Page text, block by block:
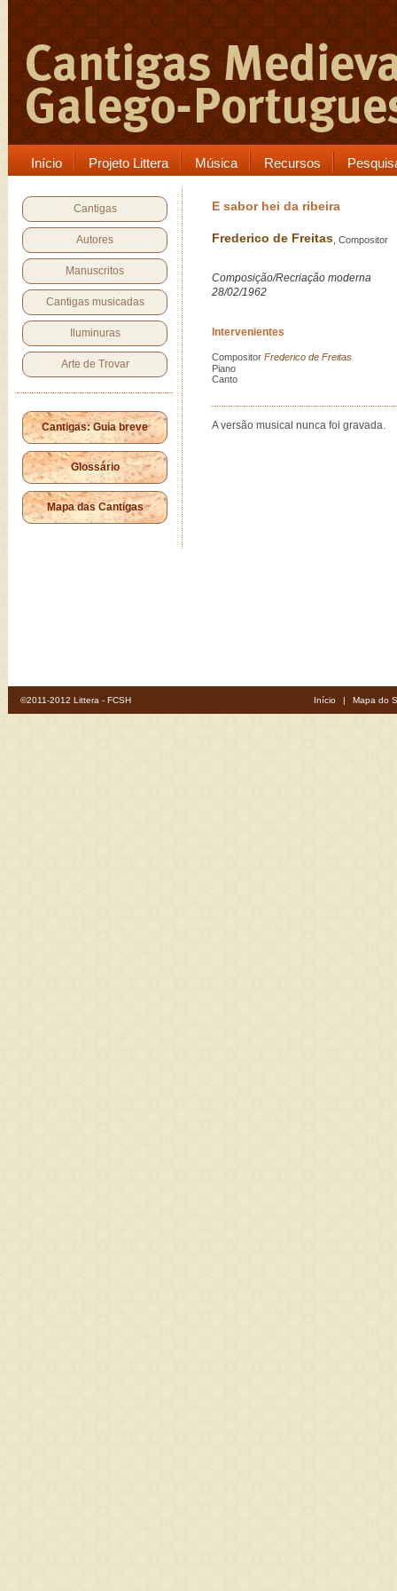
Início Projeto Littera Música Recursos
Cantigas
Autores
Manuscritos
Cantigas musicadas
Iluminuras
Arte de Trovar
Cantigas: Guia breve
Glossário
Mapa das Cantigas
E sabor hei da ribeira
Frederico de Freitas , Compositor
Composição/Recriação moderna
28/02/1962
Intervenientes
Compositor Frederico de Freitas
Piano
Canto
A versão musical nunca foi gravada.
©2011-2012 Littera - FCSH Início | Mapa do